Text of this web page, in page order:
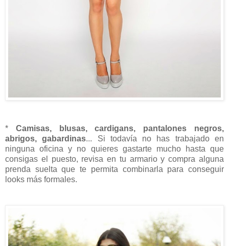
* Camisas, blusas, cardigans, pantalones negros,
abrigos, gabardinas... Si todavía no has trabajado en
ninguna oficina y no quieres gastarte mucho hasta que
consigas el puesto, revisa en tu armario y compra alguna
prenda suelta que te permita combinarla para conseguir
looks más formales.